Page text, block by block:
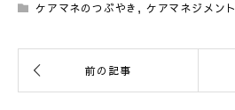
ケアマネのつぶやき , ケアマネジメント